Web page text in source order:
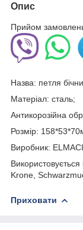
Опис
Прийом
Назва: петля
Матеріал: сталь;
Антикорозійна
Розмір:
Виробник:
Krone,
Приховати